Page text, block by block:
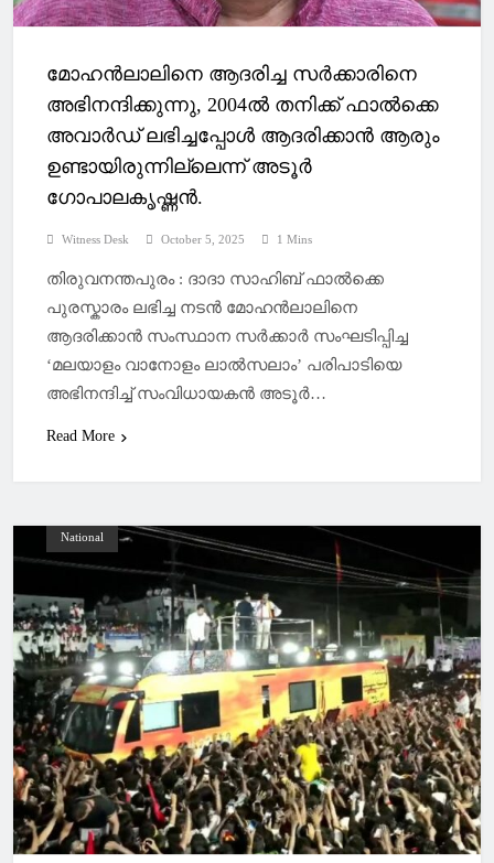
മോഹൻലാലിനെ ആദരിച്ച സര്‍ക്കാരിനെ
അഭിനന്ദിക്കുന്നു, 2004ല്‍ തനിക്ക് ഫാല്‍ക്കെ
അവാർഡ് ലഭിച്ചപ്പോള്‍ ആദരിക്കാൻ ആരും
ഉണ്ടായിരുന്നില്ലെന്ന് അടൂര്‍
ഗോപാലകൃഷ്ണൻ.
Witness Desk October 5, 2025 1 Mins
തിരുവനന്തപുരം : ദാദാ സാഹിബ് ഫാല്‍ക്കെ
പുരസ്കാരം ലഭിച്ച നടൻ മോഹൻലാലിനെ
ആദരിക്കാൻ സംസ്ഥാന സർക്കാർ സംഘടിപ്പിച്ച
‘മലയാളം വാനോളം ലാല്‍സലാം’ പരിപാടിയെ
അഭിനന്ദിച്ച്‌ സംവിധായകൻ അടൂർ…
Read More
National